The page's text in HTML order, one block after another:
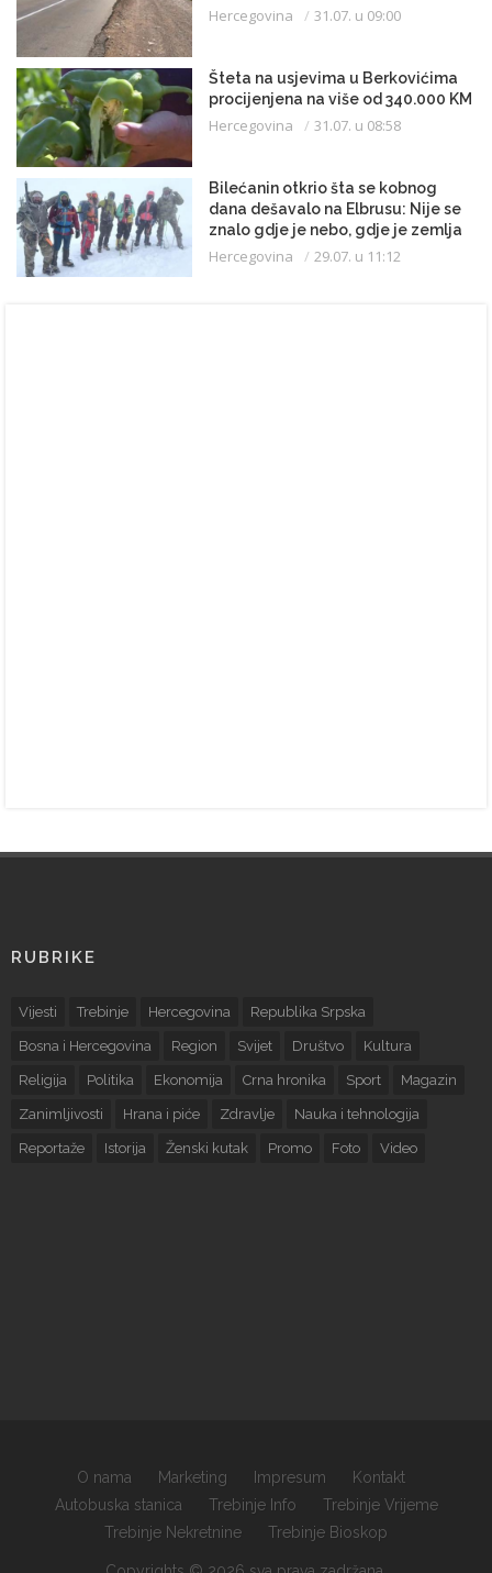
Hercegovina 31.07. u 09:00
Šteta na usjevima u Berkovićima
procijenjena na više od 340.000 KM
Hercegovina 31.07. u 08:58
Bilećanin otkrio šta se kobnog
dana dešavalo na Elbrusu: Nije se
znalo gdje je nebo, gdje je zemlja
Hercegovina 29.07. u 11:12
RUBRIKE
Vijesti Trebinje Hercegovina Republika Srpska
Bosna i Hercegovina Region Svijet Društvo Kultura
Religija Politika Ekonomija Crna hronika Sport Magazin
Zanimljivosti Hrana i piće Zdravlje Nauka i tehnologija
Reportaže Istorija Ženski kutak Promo Foto Video
O nama Marketing Impresum
Kontakt
Autobuska stanica
Trebinje Info
Trebinje Vrijeme
Trebinje Nekretnine
Trebinje Bioskop